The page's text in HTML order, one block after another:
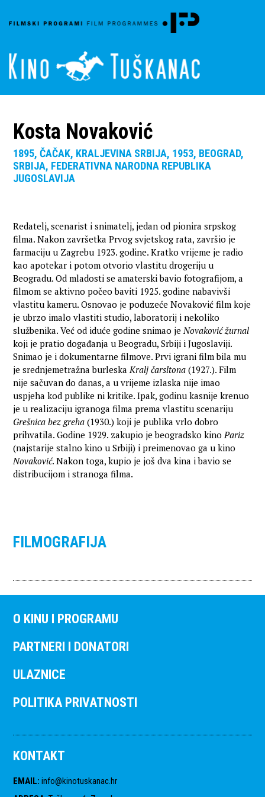
Kosta Novaković
1895, ČAČAK, KRALJEVINA SRBIJA, 1953, BEOGRAD,
SRBIJA, FEDERATIVNA NARODNA REPUBLIKA
JUGOSLAVIJA
Redatelj, scenarist i snimatelj, jedan od pionira srpskog
filma. Nakon završetka Prvog svjetskog rata, završio je
farmaciju u Zagrebu 1923. godine. Kratko vrijeme je radio
kao apotekar i potom otvorio vlastitu drogeriju u
Beogradu. Od mladosti se amaterski bavio fotografijom, a
filmom se aktivno počeo baviti 1925. godine nabavivši
vlastitu kameru. Osnovao je poduzeće Novaković film koje
je ubrzo imalo vlastiti studio, laboratorij i nekoliko
službenika. Već od iduće godine snimao jeNovaković žurnal
koji je pratio događanja u Beogradu, Srbiji i Jugoslaviji.
Snimao je i dokumentarne filmove. Prvi igrani film bila mu
je srednjemetražna burleskaKralj čarsltona (1927.). Film
nije sačuvan do danas, a u vrijeme izlaska nije imao
uspjeha kod publike ni kritike. Ipak, godinu kasnije krenuo
je u realizaciju igranoga filma prema vlastitu scenariju
Grešnica bez greha (1930.) koji je publika vrlo dobro
prihvatila. Godine 1929. zakupio je beogradsko kinoPariz
(najstarije stalno kino u Srbiji) i preimenovao ga u kino
Novaković. Nakon toga, kupio je još dva kina i bavio se
distribucijom i stranoga filma.
FILMOGRAFIJA
O KINU I PROGRAMU
PARTNERI I DONATORI
ULAZNICE
POLITIKA PRIVATNOSTI
KONTAKT
EMAIL: info@kinotuskanac.hr